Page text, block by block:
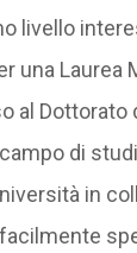
livello
una Laurea
al
di
in